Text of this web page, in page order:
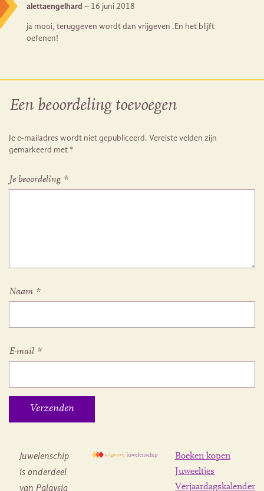
alettaengelhard – 16 juni 2018
ja mooi, teruggeven wordt dan vrijgeven .En het blijft
oefenen!
Een beoordeling toevoegen
Je e-mailadres wordt niet gepubliceerd. Vereiste velden zijn
gemarkeerd met*
Je beoordeling *
Naam *
E-mail *
Juwelenschip
is onderdeel
van Palaysia
Boeken kopen
Juweeltjes
Verjaardagskalender